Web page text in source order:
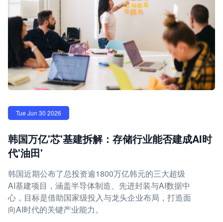
Tue Jun 30 2026
韩国万亿'芯'基建拆解：存储行业能否建成AI时
代'油田'
韩国近期公布了总投资逾1800万亿韩元的三大超级
AI基建项目，涵盖半导体制造、先进封装与AI数据中
心，目标是借助国家级投入与龙头企业布局，打造面
向AI时代的关键产业能力。